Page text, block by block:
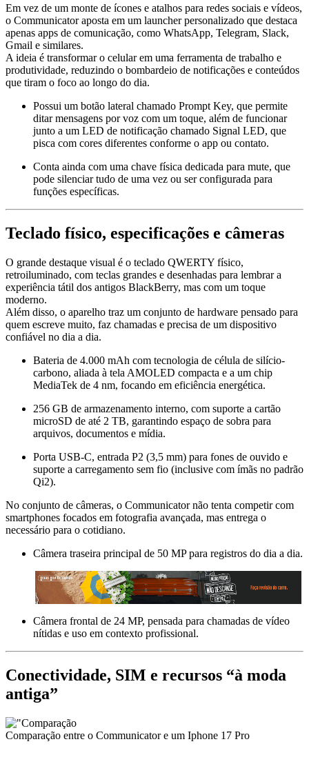
Em vez de um monte de ícones e atalhos para redes sociais e vídeos,
o Communicator aposta em um launcher personalizado que destaca
apenas apps de comunicação, como WhatsApp, Telegram, Slack,
Gmail e similares.
A ideia é transformar o celular em uma ferramenta de trabalho e
produtividade, reduzindo o bombardeio de notificações e conteúdos
que tiram o foco ao longo do dia.
Possui um botão lateral chamado Prompt Key, que permite
ditar mensagens por voz com um toque, além de funcionar
junto a um LED de notificação chamado Signal LED, que
pisca com cores diferentes conforme o app ou contato.
Conta ainda com uma chave física dedicada para mute, que
pode silenciar tudo de uma vez ou ser configurada para
funções específicas.
Teclado físico, especificações e câmeras
O grande destaque visual é o teclado QWERTY físico,
retroiluminado, com teclas grandes e desenhadas para lembrar a
experiência tátil dos antigos BlackBerry, mas com um toque
moderno.
Além disso, o aparelho traz um conjunto de hardware pensado para
quem escreve muito, faz chamadas e precisa de um dispositivo
confiável no dia a dia.
Bateria de 4.000 mAh com tecnologia de célula de silício-
carbono, aliada à tela AMOLED compacta e a um chip
MediaTek de 4 nm, focando em eficiência energética.
256 GB de armazenamento interno, com suporte a cartão
microSD de até 2 TB, garantindo espaço de sobra para
arquivos, documentos e mídia.
Porta USB-C, entrada P2 (3,5 mm) para fones de ouvido e
suporte a carregamento sem fio (inclusive com ímãs no padrão
Qi2).
No conjunto de câmeras, o Communicator não tenta competir com
smartphones focados em fotografia avançada, mas entrega o
necessário para o cotidiano.
Câmera traseira principal de 50 MP para registros do dia a dia.
Câmera frontal de 24 MP, pensada para chamadas de vídeo
nítidas e uso em contexto profissional.
Conectividade, SIM e recursos “à moda
antiga”
Comparação entre o Communicator e um Iphone 17 Pro